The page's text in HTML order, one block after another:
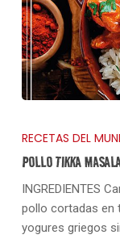
RECETAS DEL
POLLO TIKKA
INGREDIENTES
pollo cortadas en
yogures griegos